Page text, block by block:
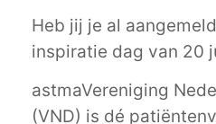
Heb jij je al
inspiratie dag van 20
astmaVereniging
(VND) is dé